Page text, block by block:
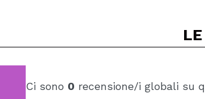
Ci sono 0 recensione/i globali su